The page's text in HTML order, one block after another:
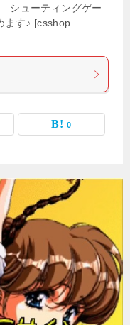
シューティングゲー
ます♪ [csshop
0